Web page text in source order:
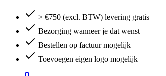
> €750 (excl. BTW) levering gratis
Bezorging wanneer je dat wenst
Bestellen op factuur mogelijk
Toevoegen eigen logo mogelijk